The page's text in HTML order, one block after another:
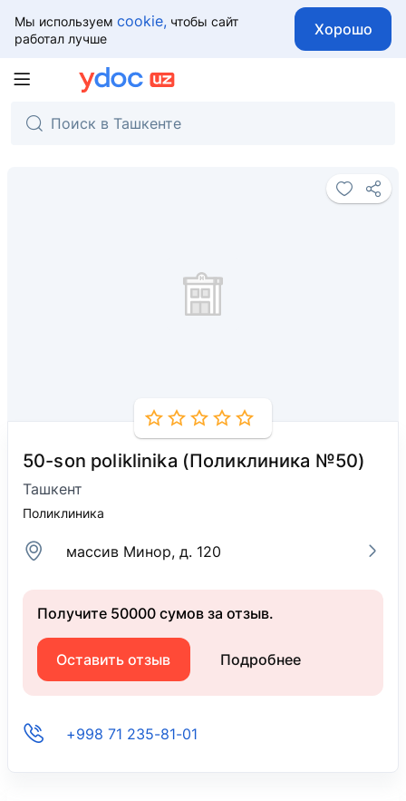
Мы используем cookie, чтобы сайт
работал лучше
Хорошо
50-son poliklinika (Поликлиника №50)
Ташкент
Поликлиника
массив Минор, д. 120
Получите 50000 сумов за отзыв.
Оставить отзыв Подробнее
+998 71 235-81-01